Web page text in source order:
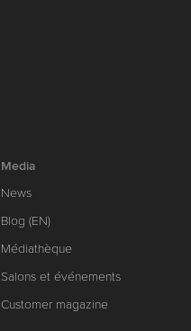
Media
News
Blog (EN)
Médiathèque
Salons et événements
Customer magazine